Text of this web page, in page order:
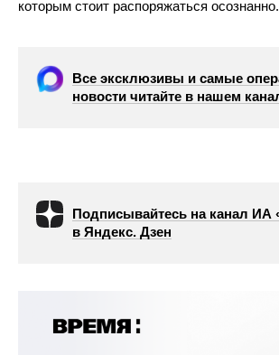
которым стоит распоряжаться осознанно.
Все эксклюзивы и самые
новости читайте в нашем
Подписывайтесь на канал ИА
в Яндекс. Дзен